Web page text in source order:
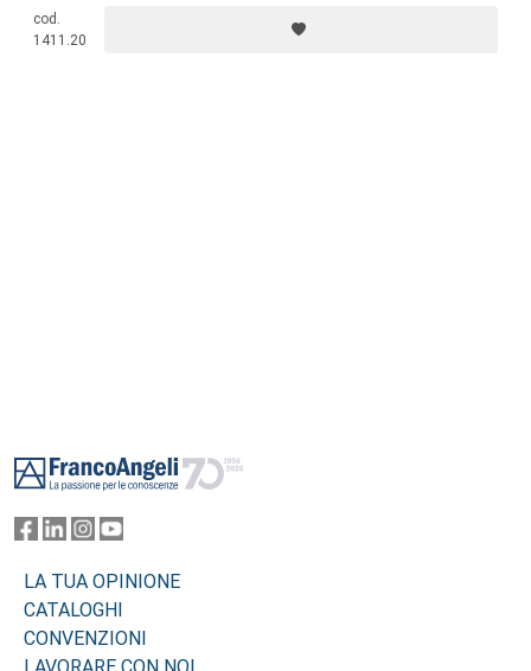
cod.
1411.20
LA TUA OPINIONE
CATALOGHI
CONVENZIONI